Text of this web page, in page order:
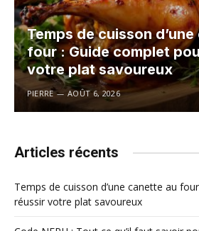
Temps de cuisson
four : Guide complet
votre plat savoureux
PIERRE AOÛT 6, 2026
Articles récents
Temps de cuisson d’une canette au
réussir votre plat savoureux